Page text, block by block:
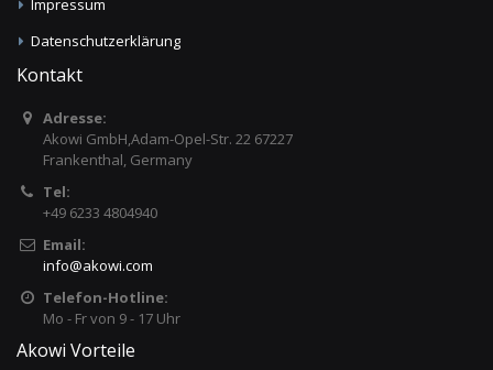
Impressum
Datenschutzerklärung
Kontakt
Adresse:
Akowi GmbH,Adam-Opel-Str. 22 67227
Frankenthal, Germany
Tel:
+49 6233 4804940
Email:
info@akowi.com
Telefon-Hotline:
Mo - Fr von 9 - 17 Uhr
Akowi Vorteile